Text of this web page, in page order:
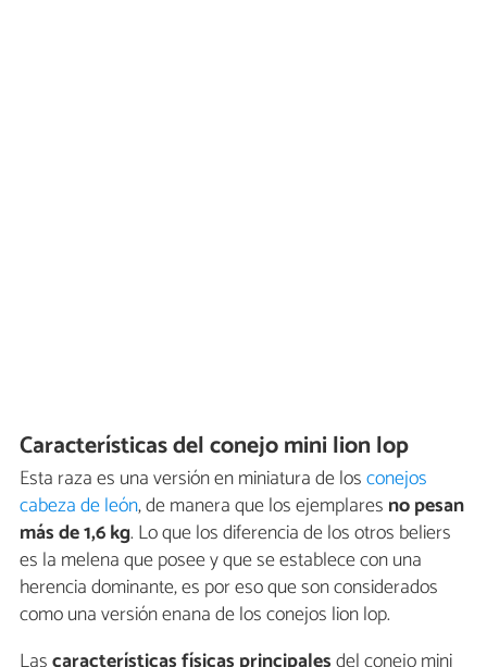
Características del conejo mini lion lop
Esta raza es una versión en miniatura de losconejos
cabeza de león, de manera que los ejemplares no pesan
más de 1,6 kg. Lo que los diferencia de los otros beliers
es la melena que posee y que se establece con una
herencia dominante, es por eso que son considerados
como una versión enana de los conejos lion lop.